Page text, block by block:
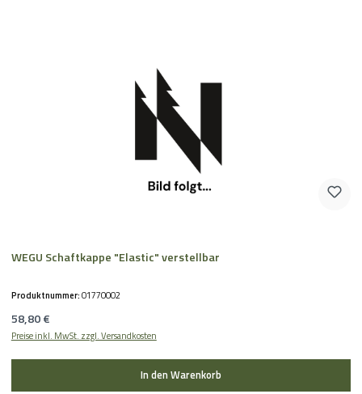
WEGU Schaftkappe "Elastic" verstellbar
Produktnummer:01770002
Regulärer Preis:
58,80 €
Preise inkl. MwSt. zzgl. Versandkosten
In den Warenkorb